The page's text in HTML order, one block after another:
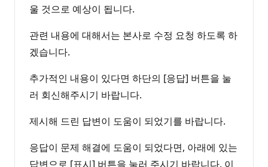
울 것으로 예상이 됩니다.
관련 내용에 대해서는 본사로 수정 요청 하도록 하
겠습니다.
추가적인 내용이 있다면 하단의 [응답] 버튼을 눌
러 회신해주시기 바랍니다.
제시해 드린 답변이 도움이 되었기를 바랍니다.
응답이 문제 해결에 도움이 되었다면, 아래에 있는
답변으로 [표시] 버튼을 눌러 주시기 바랍니다. 이